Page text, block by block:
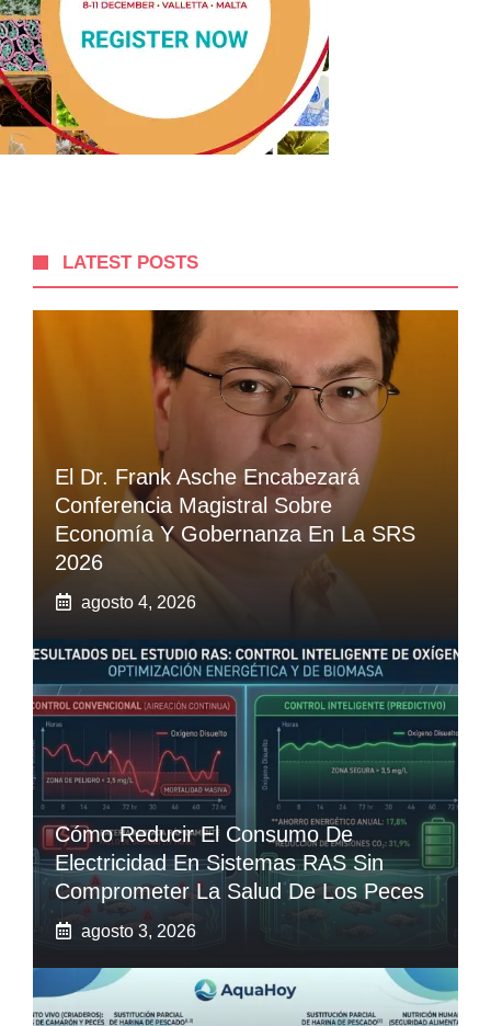
LATEST POSTS
El Dr. Frank Asche Encabezará
Conferencia Magistral Sobre
Economía Y Gobernanza En La SRS
2026
agosto 4, 2026
Cómo Reducir El Consumo De
Electricidad En Sistemas RAS Sin
Comprometer La Salud De Los Peces
agosto 3, 2026